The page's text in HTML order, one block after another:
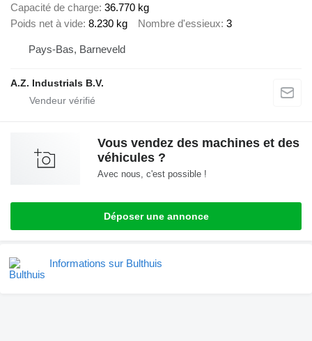
Capacité de charge 36.770 kg
Poids net à vide 8.230 kg Nombre d'essieux 3
Pays-Bas, Barneveld
A.Z. Industrials B.V.
Vous vendez des machines et des
véhicules ?
Avec nous, c'est possible !
Déposer une annonce
Informations sur Bulthuis